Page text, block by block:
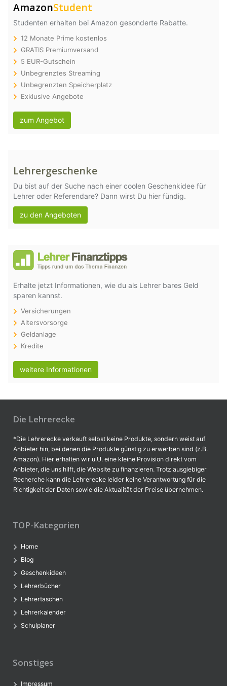
AmazonStudent
Studenten erhalten bei Amazon gesonderte Rabatte.
12 Monate Prime kostenlos
GRATIS Premiumversand
5 EUR-Gutschein
Unbegrenztes Streaming
Unbegrenzten Speicherplatz
Exklusive Angebote
zum Angebot
Lehrergeschenke
Du bist auf der Suche nach einer coolen Geschenkidee für
Lehrer oder Referendare? Dann wirst Du hier fündig.
zu den Angeboten
Erhalte jetzt Informationen, wie du als Lehrer bares Geld
sparen kannst.
Versicherungen
Altersvorsorge
Geldanlage
Kredite
weitere Informationen
Die Lehrerecke
*Die Lehrerecke verkauft selbst keine Produkte, sondern weist auf
Anbieter hin, bei denen die Produkte günstig zu erwerben sind (z.B.
Amazon). Hier erhalten wir u.U. eine kleine Provision direkt vom
Anbieter, die uns hilft, die Website zu finanzieren. Trotz ausgiebiger
Recherche kann die Lehrerecke leider keine Verantwortung für die
Richtigkeit der Daten sowie die Aktualität der Preise übernehmen.
TOP-Kategorien
Home
Blog
Geschenkideen
Lehrerbücher
Lehrertaschen
Lehrerkalender
Schulplaner
Sonstiges
Impressum